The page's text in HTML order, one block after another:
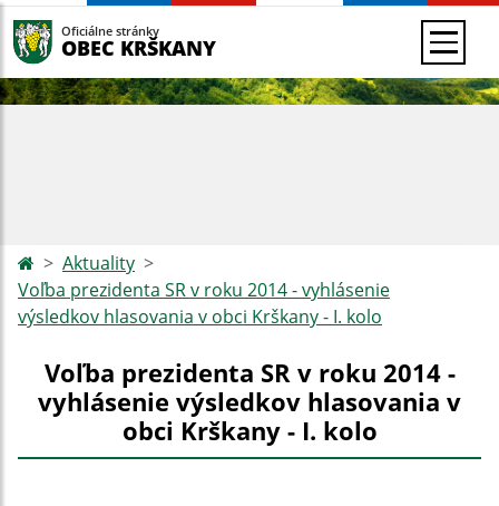
Oficiálne stránky
OBEC KRŠKANY
Aktuality
Voľba prezidenta SR v roku 2014 - vyhlásenie
výsledkov hlasovania v obci Krškany - I. kolo
Voľba prezidenta SR v roku 2014 -
vyhlásenie výsledkov hlasovania v
obci Krškany - I. kolo